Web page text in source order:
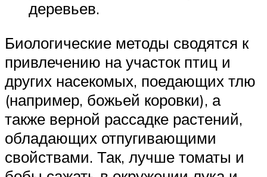
деревьев.
Биологические методы сводятся к
привлечению на участок птиц и
других насекомых, поедающих тлю
(например, божьей коровки), а
также верной рассадке растений,
обладающих отпугивающими
свойствами. Так, лучше томаты и